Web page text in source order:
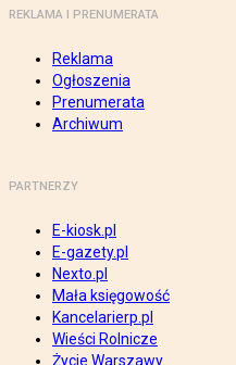
REKLAMA I PRENUMERATA
Reklama
Ogłoszenia
Prenumerata
Archiwum
PARTNERZY
E-kiosk.pl
E-gazety.pl
Nexto.pl
Mała księgowość
Kancelarierp.pl
Wieści Rolnicze
Życie Warszawy